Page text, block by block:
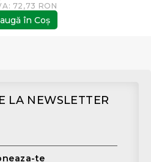
72,73 RON
în Coş
LA NEWSLETTER
te